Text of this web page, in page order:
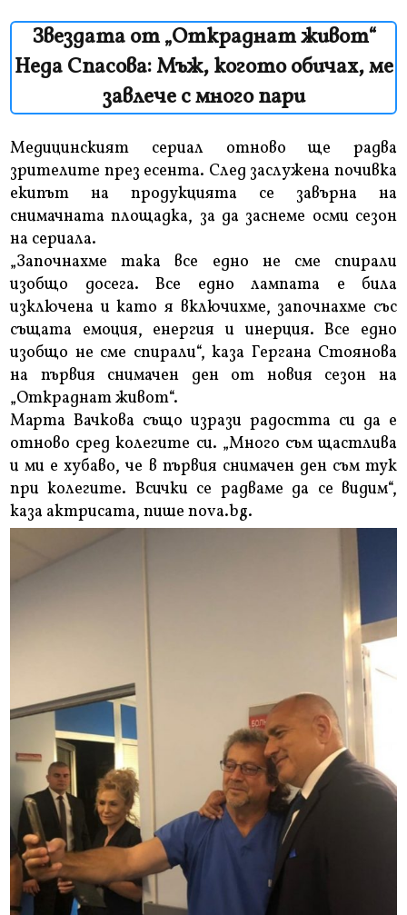
Звездата от „Откраднат живот“
Неда Спасова: Мъж, когото обичах, ме
завлече с много пари
Медицинският сериал отново ще радва
зрителите през есента. След заслужена почивка
екипът на продукцията се завърна на
снимачната площадка, за да заснеме осми сезон
на сериала.
„Започнахме така все едно не сме спирали
изобщо досега. Все едно лампата е била
изключена и като я включихме, започнахме със
същата емоция, енергия и инерция. Все едно
изобщо не сме спирали“, каза Гергана Стоянова
на първия снимачен ден от новия сезон на
„Откраднат живот“.
Марта Вачкова също изрази радостта си да е
отново сред колегите си. „Много съм щастлива
и ми е хубаво, че в първия снимачен ден съм тук
при колегите. Всички се радваме да се видим“,
каза актрисата, пише nova.bg.